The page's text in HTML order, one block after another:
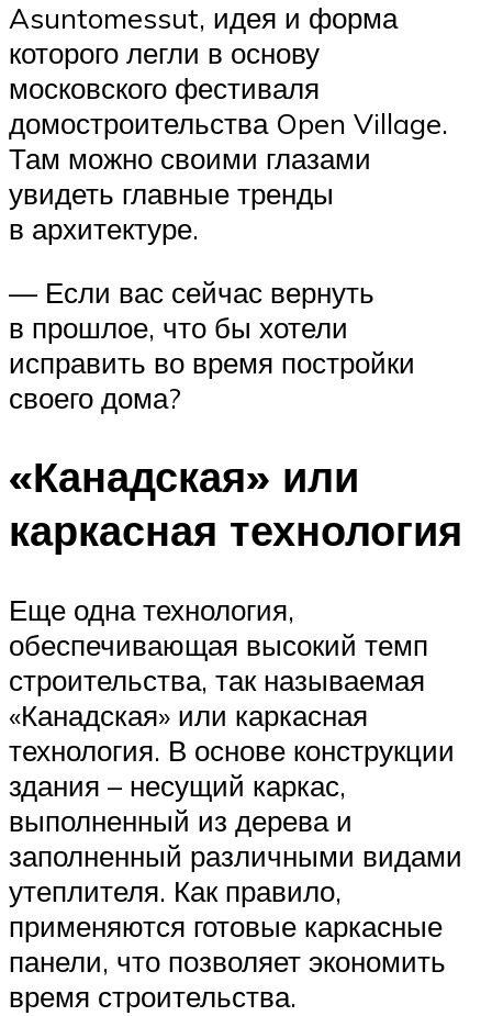
Asuntomessut, идея и форма
которого легли в основу
московского фестиваля
домостроительства Open Village.
Там можно своими глазами
увидеть главные тренды
в архитектуре.
— Если вас сейчас вернуть
в прошлое, что бы хотели
исправить во время постройки
своего дома?
«Канадская» или
каркасная технология
Еще одна технология,
обеспечивающая высокий темп
строительства, так называемая
«Канадская» или каркасная
технология. В основе конструкции
здания – несущий каркас,
выполненный из дерева и
заполненный различными видами
утеплителя. Как правило,
применяются готовые каркасные
панели, что позволяет экономить
время строительства.